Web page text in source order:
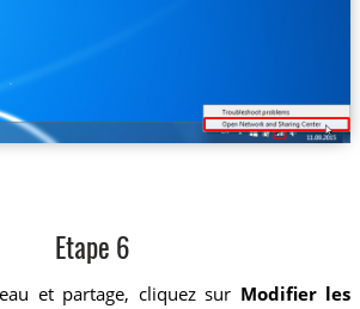
Etape 6
et partage, cliquez sur Modifier les